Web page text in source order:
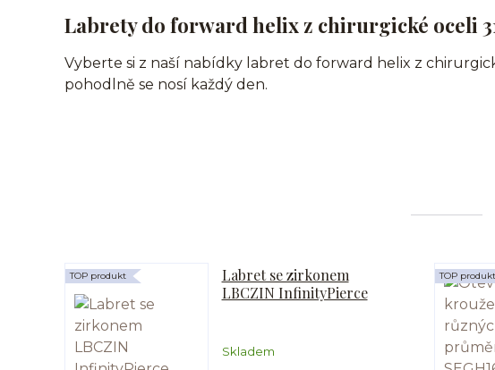
Labrety do forward helix z chirurgické oceli
Vyberte si z naší nabídky labret do forward helix z
pohodlně se nosí každý den.
Labret se zirkonem
LBCZIN InfinityPierce
Skladem
TOP produkt TOP produkt